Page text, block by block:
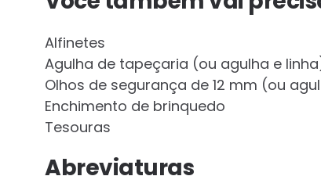
Alfinetes
Agulha de tapeçaria (ou agulha e
Olhos de segurança de 12 mm (ou
Enchimento de brinquedo
Tesouras
Abreviaturas